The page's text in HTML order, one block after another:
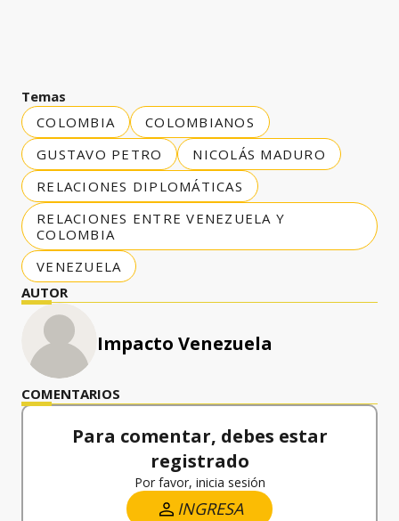
Temas
COLOMBIA
COLOMBIANOS
GUSTAVO PETRO
NICOLÁS MADURO
RELACIONES DIPLOMÁTICAS
RELACIONES ENTRE VENEZUELA Y
COLOMBIA
VENEZUELA
AUTOR
Impacto Venezuela
COMENTARIOS
Para comentar, debes estar
registrado
Por favor, inicia sesión
INGRESA